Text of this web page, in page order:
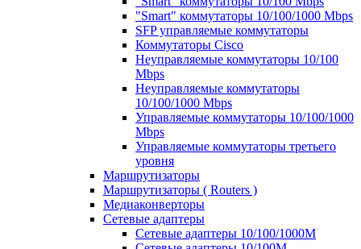
"Smart" коммутаторы 10/100/1000 Mbps
SFP управляемые коммутаторы
Коммутаторы Cisco
Неуправляемые коммутаторы 10/100
Mbps
Неуправляемые коммутаторы
10/100/1000 Mbps
Управляемые коммутаторы 10/100/1000
Mbps
Управляемые коммутаторы третьего
уровня
Маршрутизаторы
Маршрутизаторы ( Routers )
Медиаконверторы
Сетевые адаптеры
Сетевые адаптеры 10/100/1000М